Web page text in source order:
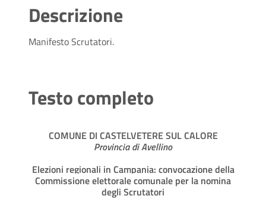
Descrizione
Manifesto Scrutatori.
Testo completo
COMUNE DI CASTELVETERE SUL CALORE
Provincia di Avellino
Elezioni regionali in Campania: convocazione della
Commissione elettorale comunale per la nomina
degli Scrutatori